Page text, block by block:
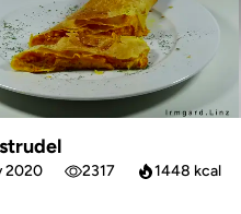
2020 2317 1448 kcal